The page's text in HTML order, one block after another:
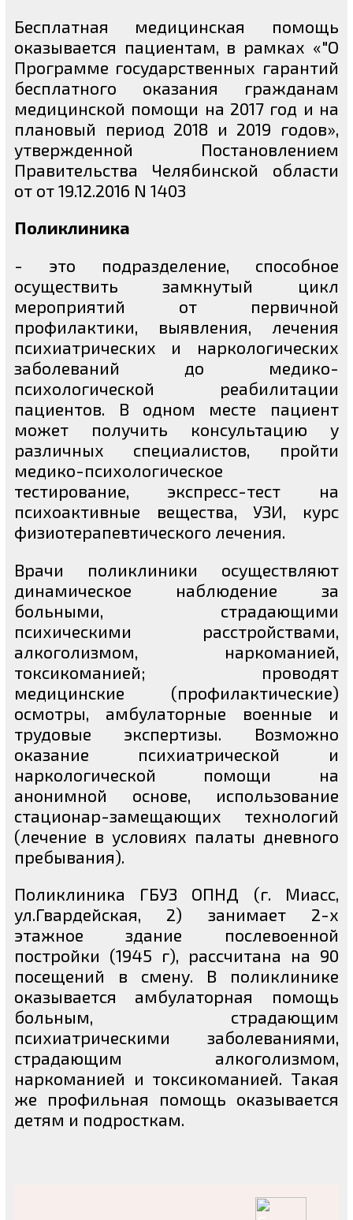
Бесплатная медицинская помощь
оказывается пациентам, в рамках «"О
Программе государственных гарантий
бесплатного оказания гражданам
медицинской помощи на 2017 год и на
плановый период 2018 и 2019 годов»,
утвержденной Постановлением
Правительства Челябинской области
от от 19.12.2016 N 1403
Поликлиника
- это подразделение, способное
осуществить замкнутый цикл
мероприятий от первичной
профилактики, выявления, лечения
психиатрических и наркологических
заболеваний до медико-
психологической реабилитации
пациентов. В одном месте пациент
может получить консультацию у
различных специалистов, пройти
медико-психологическое
тестирование, экспресс-тест на
психоактивные вещества, УЗИ, курс
физиотерапевтического лечения.
Врачи поликлиники осуществляют
динамическое наблюдение за
больными, страдающими
психическими расстройствами,
алкоголизмом, наркоманией,
токсикоманией; проводят
медицинские (профилактические)
осмотры, амбулаторные военные и
трудовые экспертизы. Возможно
оказание психиатрической и
наркологической помощи на
анонимной основе, использование
стационар-замещающих технологий
(лечение в условиях палаты дневного
пребывания).
Поликлиника ГБУЗ ОПНД (г. Миасс,
ул.Гвардейская, 2) занимает 2-х
этажное здание послевоенной
постройки (1945 г), рассчитана на 90
посещений в смену. В поликлинике
оказывается амбулаторная помощь
больным, страдающим
психиатрическими заболеваниями,
страдающим алкоголизмом,
наркоманией и токсикоманией. Такая
же профильная помощь оказывается
детям и подросткам.